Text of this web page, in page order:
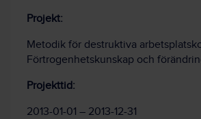
Projekt:
Metodik för destruktiva
Förtrogenhetskunskap och
Projekttid:
2013-01-01 – 2013-12-31